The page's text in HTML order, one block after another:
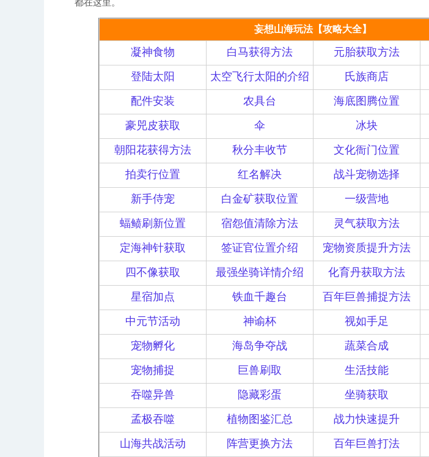
都在这里。
妄想山海玩法【攻略大全】
凝神食物 白马获得方法 元胎获取方法
登陆太阳
太空飞行太阳的介绍 氏族商店
配件安装
农具台 海底图腾位置
豪兕皮获取
伞 冰块
朝阳花获得方法
秋分丰收节 文化衙门位置
拍卖行位置
红名解决 战斗宠物选择
新手侍宠
白金矿获取位置 一级营地
蝠鲼刷新位置
宿怨值清除方法 灵气获取方法
定海神针获取
签证官位置介绍 宠物资质提升方法
四不像获取
最强坐骑详情介绍 化育丹获取方法
星宿加点
铁血千趣台 百年巨兽捕捉方法
中元节活动
神谕杯 视如手足
宠物孵化
海岛争夺战 蔬菜合成
宠物捕捉
巨兽刷取 生活技能
吞噬异兽
隐藏彩蛋 坐骑获取
孟极吞噬
植物图鉴汇总 战力快速提升
山海共战活动
阵营更换方法 百年巨兽打法